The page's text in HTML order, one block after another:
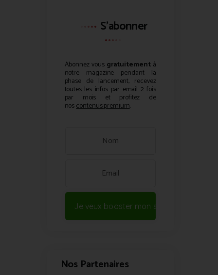
S'abonner
Abonnez vous gratuitementà
notre magazine pendant la
phase de lancement, recevez
toutes les infos par email 2 fois
par mois et profitez de
noscontenus premium.
Je veux booster mon site !
Nos Partenaires